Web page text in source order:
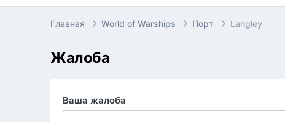
Главная World of Warships Порт Langley
Жалоба
Ваша жалоба